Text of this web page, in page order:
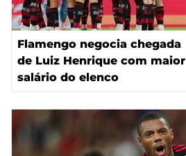
Flamengo negocia chegada
de Luiz Henrique com maior
salário do elenco